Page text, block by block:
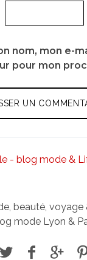
nom, mon e-
pour mon
beauté, voyage
mode Lyon &